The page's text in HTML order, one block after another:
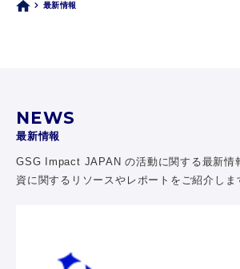
最新情報
NEWS
最新情報
GSG Impact JAPAN の活動に関する最新情
資に関するリソースやレポートをご紹介しま